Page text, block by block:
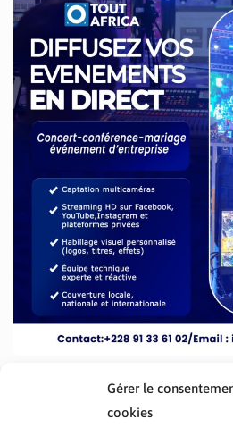
Gérer le
cookies